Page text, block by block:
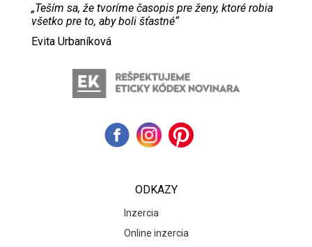
„Teším sa, že tvoríme časopis pre ženy, ktoré robia
všetko pre to, aby boli šťastné“
Evita Urbaníková
ODKAZY
Inzercia
Online inzercia